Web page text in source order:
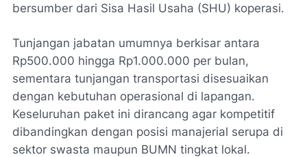
bersumber dari Sisa Hasil Usaha (SHU) koperasi.
Tunjangan jabatan umumnya berkisar antara
Rp500.000 hingga Rp1.000.000 per bulan,
sementara tunjangan transportasi disesuaikan
dengan kebutuhan operasional di lapangan.
Keseluruhan paket ini dirancang agar kompetitif
dibandingkan dengan posisi manajerial serupa di
sektor swasta maupun BUMN tingkat lokal.